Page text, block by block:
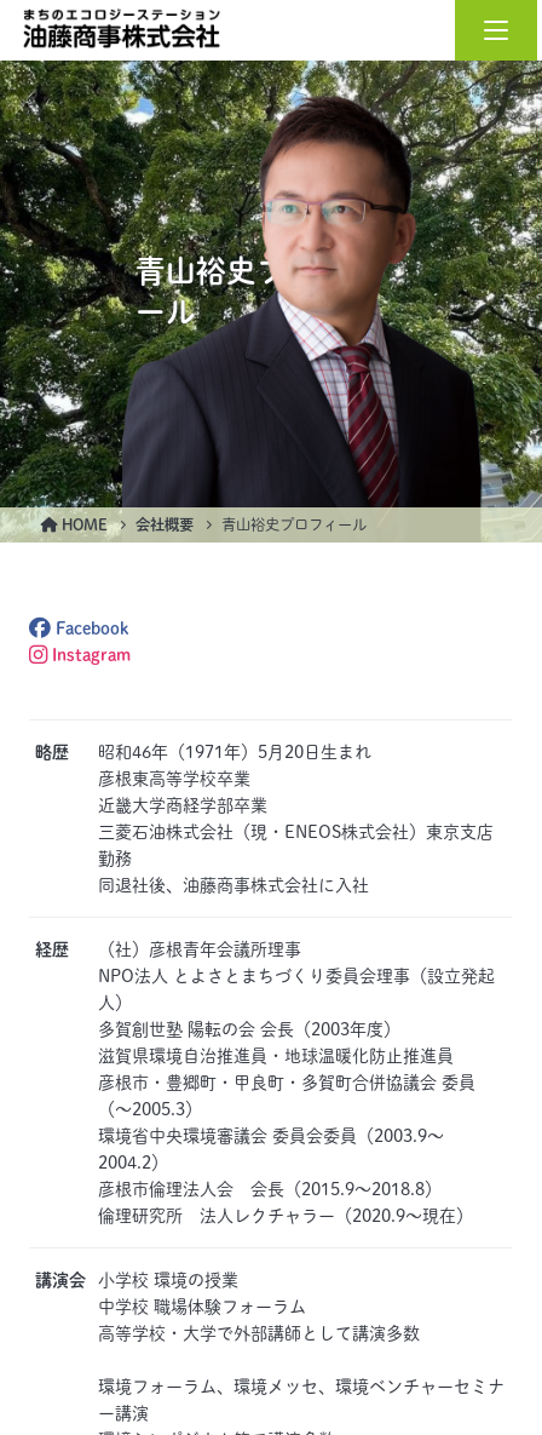
油藤商事株式会社
青山裕史プロフィ
ール
HOME 会社概要 青山裕史プロフィール
Facebook
Instagram
略歴
昭和46年（1971年）5月20日生まれ
彦根東高等学校卒業
近畿大学商経学部卒業
三菱石油株式会社（現・ENEOS株式会社）東京支店
勤務
同退社後、油藤商事株式会社に入社
経歴
（社）彦根青年会議所理事
NPO法人 とよさとまちづくり委員会理事（設立発起
人）
多賀創世塾 陽転の会 会長（2003年度）
滋賀県環境自治推進員・地球温暖化防止推進員
彦根市・豊郷町・甲良町・多賀町合併協議会 委員
（〜2005.3）
環境省中央環境審議会 委員会委員（2003.9〜
2004.2）
彦根市倫理法人会 会長（2015.9～2018.8）
倫理研究所 法人レクチャラー（2020.9～現在）
講演会
小学校 環境の授業
中学校 職場体験フォーラム
高等学校・大学で外部講師として講演多数
環境フォーラム、環境メッセ、環境ベンチャーセミナ
ー講演